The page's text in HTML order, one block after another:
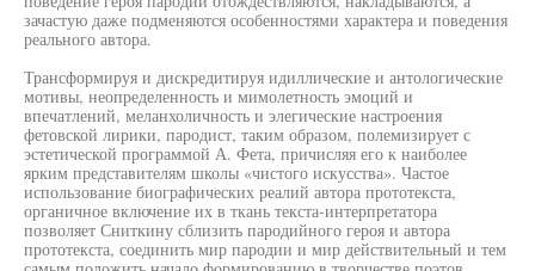
зачастую даже подменяются особенностями характера и поведения
реального автора.
Трансформируя и дискредитируя идиллические и антологические
мотивы, неопределенность и мимолетность эмоций и
впечатлений, меланхоличность и элегические настроения
фетовской лирики, пародист, таким образом, полемизирует с
эстетической программой А. Фета, причисляя его к наиболее
ярким представителям школы «чистого искусства». Частое
использование биографических реалий автора прототекста,
органичное включение их в ткань текста-интерпретатора
позволяет Сниткину сблизить пародийного героя и автора
прототекста, соединить мир пародии и мир действительный и тем